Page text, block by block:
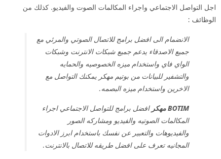
اجل التواصل الاجتماعي واجراء المكالمات الصوت والفيديو. كذلك من
الوظائف :
الانضمام الى افضل برامج للاتصال الصوتي والمرئي مع
جميع الاصدقاء يدعم جميع شبكات الانترنت وشبكات
الواي فاي واستخدام ميزه الخصوصيه والحمايه
والتشفير للبيانات من بوتيم مهكر يمكنك التواصل مع
الاخرين واستخدام ميزه البصمه.
BOTIM مهكر
افضل برامج للتواصل الاجتماعي اجراء
المكالمات الصوتيه والفيديو ومشاركه الصور
والفيديوهات والتعبير عن نفسك باستخدام ابرز الادوات
المجانيه تعرف على افضل طريقه للاتصال بالانترنت.